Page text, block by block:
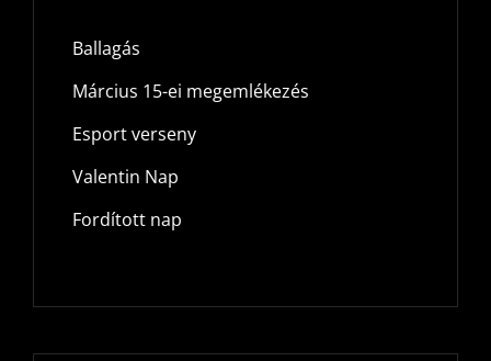
Ballagás
Március 15-ei megemlékezés
Esport verseny
Valentin Nap
Fordított nap